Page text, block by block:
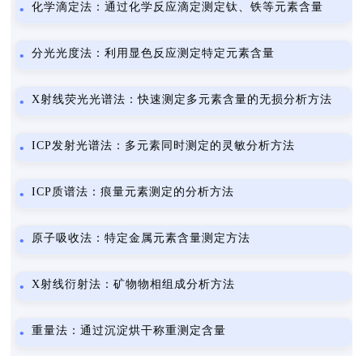
化学滴定法：通过化学反应滴定测定钛、铁等元素含量
分光光度法：利用显色反应测定特定元素含量
X射线荧光光谱法：快速测定多元素含量的无损分析方法
ICP发射光谱法：多元素同时测定的灵敏分析方法
ICP质谱法：痕量元素测定的分析方法
原子吸收法：特定金属元素含量测定方法
X射线衍射法：矿物物相组成分析方法
重量法：通过沉淀烘干称重测定含量